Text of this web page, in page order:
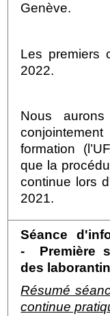
Genève.
Les premiers
2022.
Nous
formation
que la
continue lors
2021.
Séance
-
Première
des
Résumé
continue